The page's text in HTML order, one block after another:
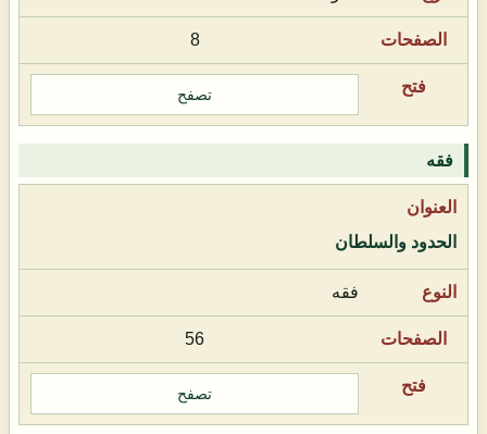
8
تصفح
فقه
الحدود والسلطان
فقه
56
تصفح